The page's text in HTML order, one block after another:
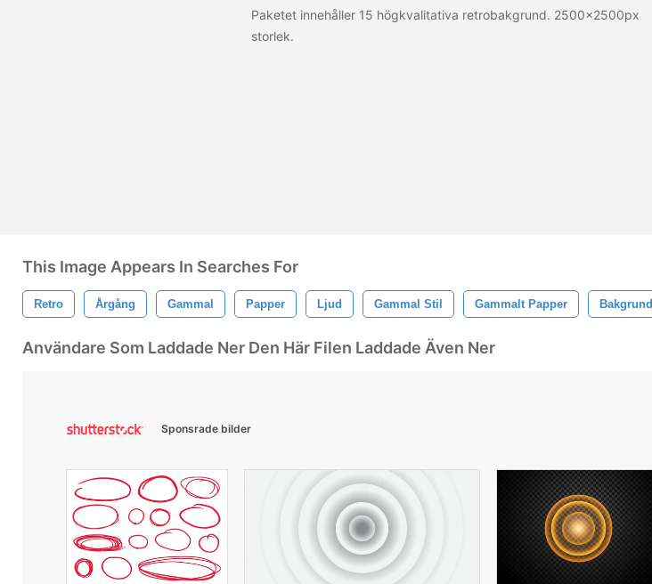
Paketet innehåller 15 högkvalitativa retrobakgrund. 2500x2500px
storlek.
This Image Appears In Searches For
Retro Årgång Gammal Papper Ljud Gammal Stil Gammalt Papper Bakgrund
Användare Som Laddade Ner Den Här Filen Laddade Även Ner
Sponsrade bilder